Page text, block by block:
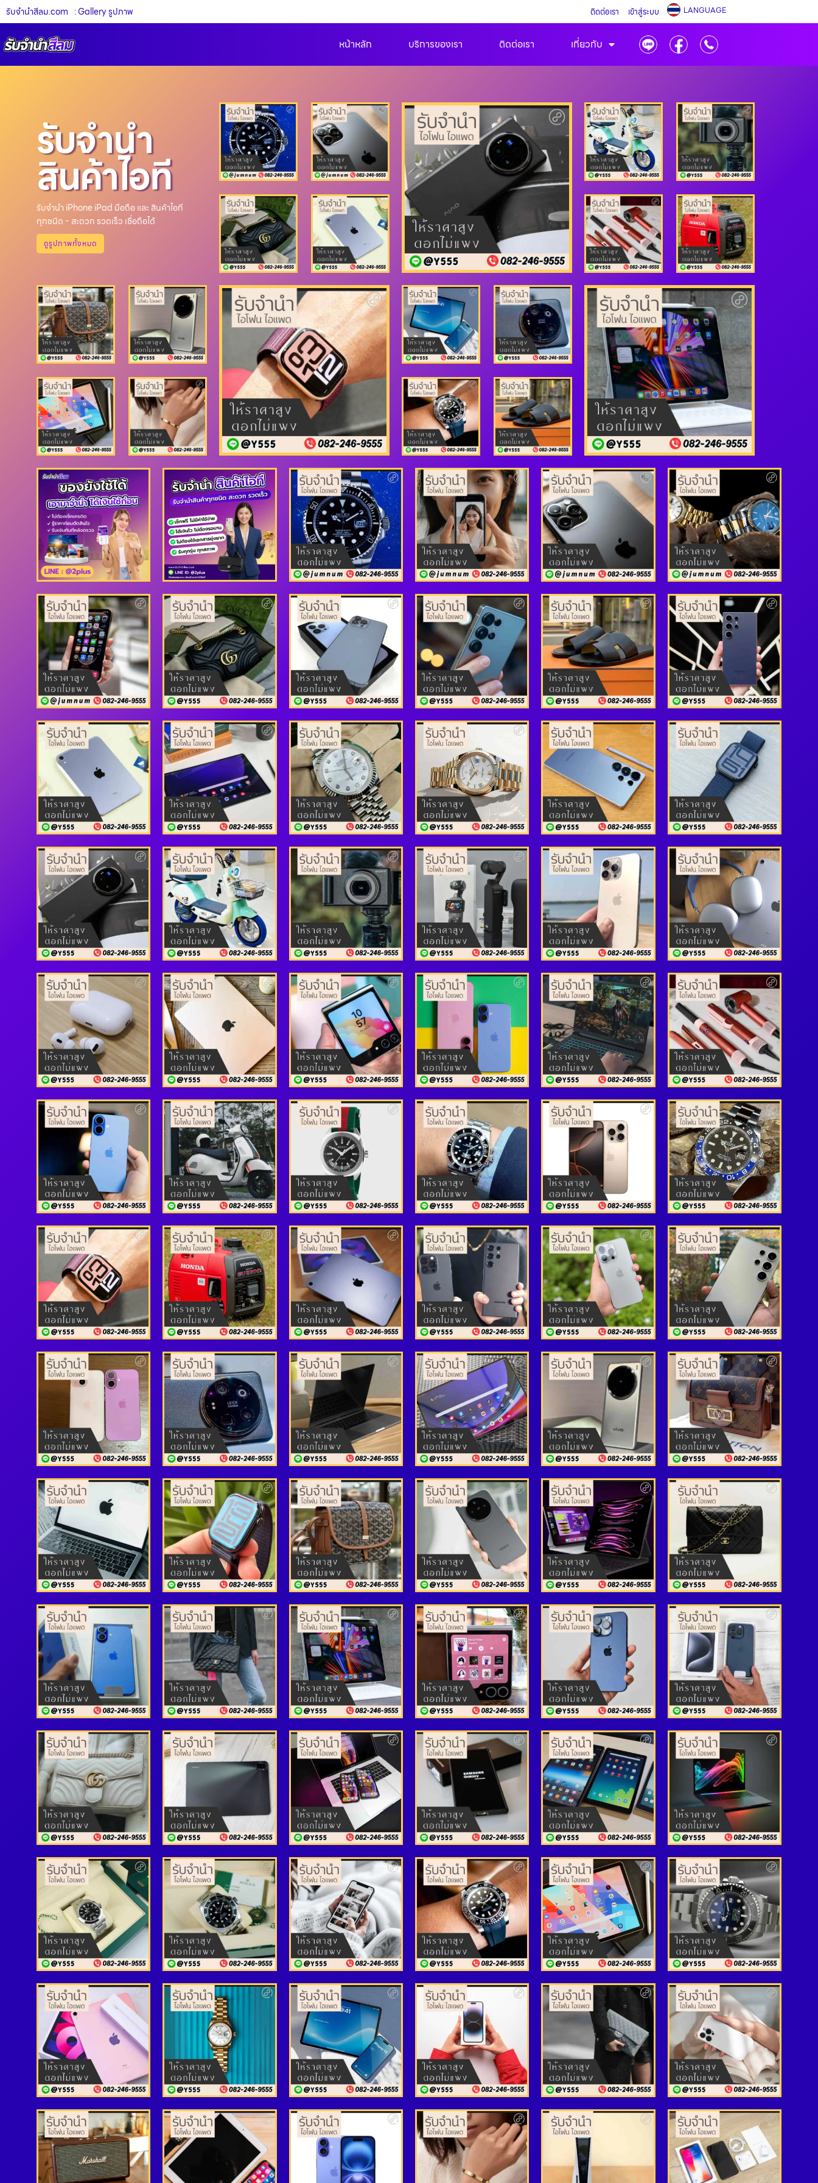
รับจํานําสีลม.com : Gallery รูปภาพ ติดต่อเรา เข้าสู่ระบบ LANGUAGE
หน้าหลัก บริการของเรา ติดต่อเรา เกี่ยวกับ
รับจำนำ
สินค้าไอที
รับจำนำ iPhone iPad มือถือ และ สินค้าไอที
ทุกชนิด - สะดวก รวดเร็ว เชื่อถือได้
ดูรูปภาพทั้งหมด